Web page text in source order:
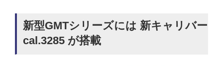
新型GMTシリーズには 新キャリバー
cal.3285 が搭載